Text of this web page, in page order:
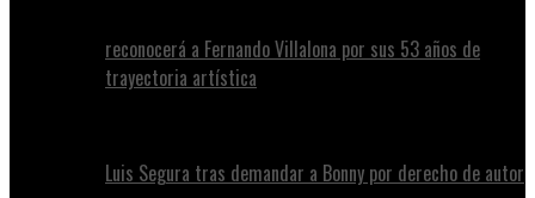
reconocerá a Fernando Villalona por sus 53 años de
trayectoria artística
Luis Segura tras demandar a Bonny por derecho de autor